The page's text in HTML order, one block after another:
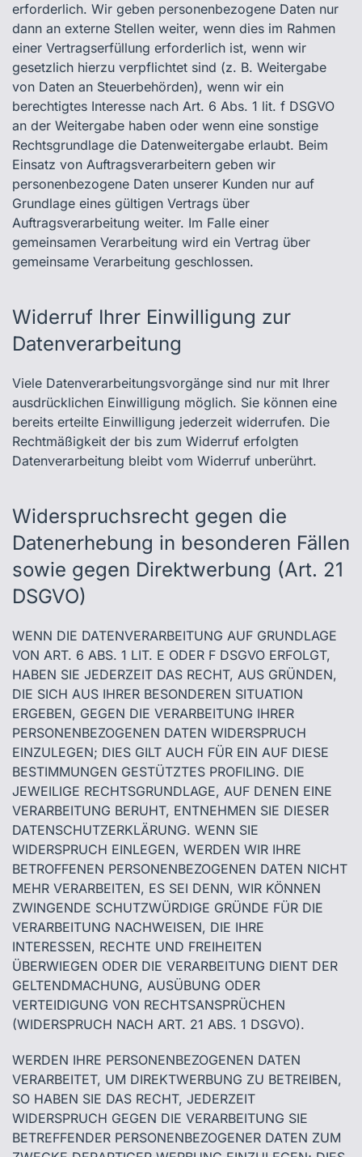
erforderlich. Wir geben personenbezogene Daten nur
dann an externe Stellen weiter, wenn dies im Rahmen
einer Vertragserfüllung erforderlich ist, wenn wir
gesetzlich hierzu verpflichtet sind (z. B. Weitergabe
von Daten an Steuerbehörden), wenn wir ein
berechtigtes Interesse nach Art. 6 Abs. 1 lit. f DSGVO
an der Weitergabe haben oder wenn eine sonstige
Rechtsgrundlage die Datenweitergabe erlaubt. Beim
Einsatz von Auftragsverarbeitern geben wir
personenbezogene Daten unserer Kunden nur auf
Grundlage eines gültigen Vertrags über
Auftragsverarbeitung weiter. Im Falle einer
gemeinsamen Verarbeitung wird ein Vertrag über
gemeinsame Verarbeitung geschlossen.
Widerruf Ihrer Einwilligung zur
Datenverarbeitung
Viele Datenverarbeitungsvorgänge sind nur mit Ihrer
ausdrücklichen Einwilligung möglich. Sie können eine
bereits erteilte Einwilligung jederzeit widerrufen. Die
Rechtmäßigkeit der bis zum Widerruf erfolgten
Datenverarbeitung bleibt vom Widerruf unberührt.
Widerspruchsrecht gegen die
Datenerhebung in besonderen Fällen
sowie gegen Direktwerbung (Art. 21
DSGVO)
WENN DIE DATENVERARBEITUNG AUF GRUNDLAGE
VON ART. 6 ABS. 1 LIT. E ODER F DSGVO ERFOLGT,
HABEN SIE JEDERZEIT DAS RECHT, AUS GRÜNDEN,
DIE SICH AUS IHRER BESONDEREN SITUATION
ERGEBEN, GEGEN DIE VERARBEITUNG IHRER
PERSONENBEZOGENEN DATEN WIDERSPRUCH
EINZULEGEN; DIES GILT AUCH FÜR EIN AUF DIESE
BESTIMMUNGEN GESTÜTZTES PROFILING. DIE
JEWEILIGE RECHTSGRUNDLAGE, AUF DENEN EINE
VERARBEITUNG BERUHT, ENTNEHMEN SIE DIESER
DATENSCHUTZERKLÄRUNG. WENN SIE
WIDERSPRUCH EINLEGEN, WERDEN WIR IHRE
BETROFFENEN PERSONENBEZOGENEN DATEN NICHT
MEHR VERARBEITEN, ES SEI DENN, WIR KÖNNEN
ZWINGENDE SCHUTZWÜRDIGE GRÜNDE FÜR DIE
VERARBEITUNG NACHWEISEN, DIE IHRE
INTERESSEN, RECHTE UND FREIHEITEN
ÜBERWIEGEN ODER DIE VERARBEITUNG DIENT DER
GELTENDMACHUNG, AUSÜBUNG ODER
VERTEIDIGUNG VON RECHTSANSPRÜCHEN
(WIDERSPRUCH NACH ART. 21 ABS. 1 DSGVO).
WERDEN IHRE PERSONENBEZOGENEN DATEN
VERARBEITET, UM DIREKTWERBUNG ZU BETREIBEN,
SO HABEN SIE DAS RECHT, JEDERZEIT
WIDERSPRUCH GEGEN DIE VERARBEITUNG SIE
BETREFFENDER PERSONENBEZOGENER DATEN ZUM